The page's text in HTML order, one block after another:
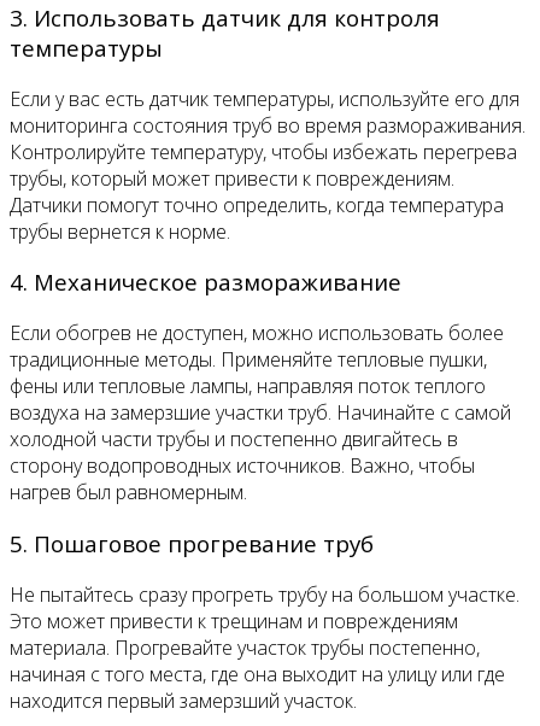
3. Использовать датчик для контроля
температуры
Если у вас есть датчик температуры, используйте его для
мониторинга состояния труб во время размораживания.
Контролируйте температуру, чтобы избежать перегрева
трубы, который может привести к повреждениям.
Датчики помогут точно определить, когда температура
трубы вернется к норме.
4. Механическое размораживание
Если обогрев не доступен, можно использовать более
традиционные методы. Применяйте тепловые пушки,
фены или тепловые лампы, направляя поток теплого
воздуха на замерзшие участки труб. Начинайте с самой
холодной части трубы и постепенно двигайтесь в
сторону водопроводных источников. Важно, чтобы
нагрев был равномерным.
5. Пошаговое прогревание труб
Не пытайтесь сразу прогреть трубу на большом участке.
Это может привести к трещинам и повреждениям
материала. Прогревайте участок трубы постепенно,
начиная с того места, где она выходит на улицу или где
находится первый замерзший участок.